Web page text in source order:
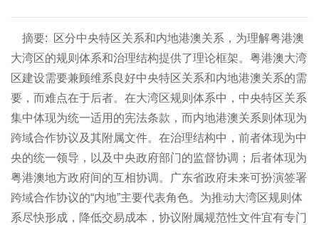
摘要:
区分中央特区关系和内地港澳关系，为理解粤港澳
大湾区的规则体系和治理结构提供了理论框架。粤港澳大湾
区建设需要兼顾维系良好中央特区关系和内地港澳关系的需
要，而难点在于后者。在大湾区规则体系中，中央特区关系
集中体现为统一适用的宪法条款，而内地港澳关系则体现为
跨域合作协议及其附属文件。在治理结构中，前者体现为中
央的统一领导，以及中央政府部门的监督协调；后者体现为
粤港澳地方政府间的互相协调。广东省政府未来可扮演签署
跨域合作协议的“内地”主要代表角色。为推动大湾区规则体
系尽快形成，降低交易成本，协议附属规范性文件宜有专门